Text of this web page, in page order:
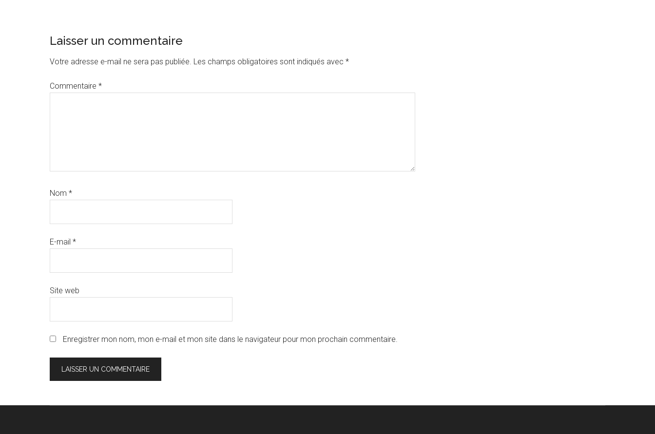
Interactions
du
Laisser un commentaire
Votre adresse e-mail ne sera pas publiée. Les champs obligatoires sont indiqués avec *
Commentaire *
Nom *
E-mail *
Site web
Enregistrer mon nom, mon e-mail et mon site dans le navigateur pour mon prochain commentaire.